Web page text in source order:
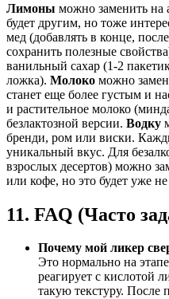
Лимоны можно заменить
будет другим, но тоже
мед (добавлять в конце,
сохранить полезные
ванильный сахар (1-2
ложка). Молоко можно
станет еще более густым и
и растительное молоко
безлактозной версии. Водку
бренди, ром или виски.
уникальный вкус. Для
взрослых десертов) можно
или кофе, но это будет уже
11. FAQ (Часто
Почему мой ликер
Это нормально на
реагирует с кислотой
такую текстуру.